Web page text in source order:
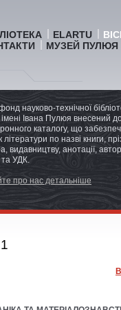
ELARTU
МУЗЕЙ ПУЛЮЯ
науково-технічної
Івана Пулюя внесений
каталогу, що
літератури по назві книги,
видавництву, анотації,
та УДК.
про нас детальніше